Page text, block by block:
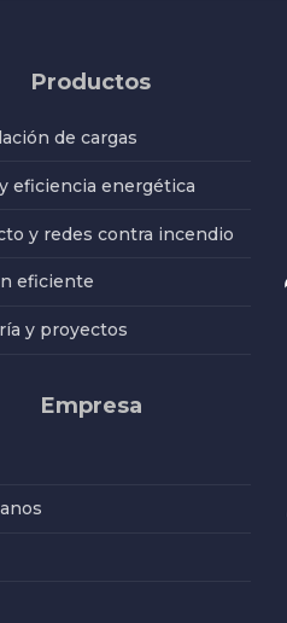
Productos
de cargas
eficiencia energética
y redes contra incendio
eficiente
y proyectos
Empresa